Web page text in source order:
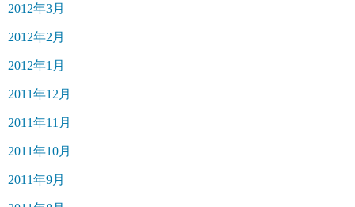
2012年3月
2012年2月
2012年1月
2011年12月
2011年11月
2011年10月
2011年9月